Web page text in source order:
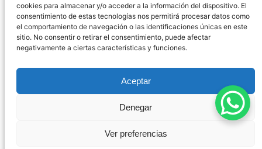
cookies para almacenar y/o acceder a la información del dispositivo. El
consentimiento de estas tecnologías nos permitirá procesar datos como
el comportamiento de navegación o las identificaciones únicas en este
sitio. No consentir o retirar el consentimiento, puede afectar
negativamente a ciertas características y funciones.
Aceptar
Denegar
Ver preferencias
Política de Privacidad
Política de
Contacto